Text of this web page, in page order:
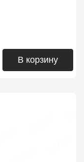
В корзину